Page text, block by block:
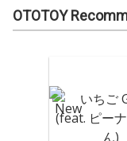
OTOTOY